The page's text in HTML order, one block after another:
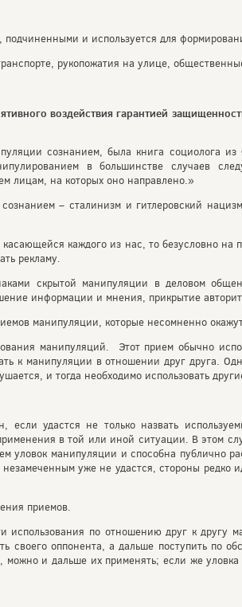
и используется для
рукопожатия на улице,
воздействия гарантией
сознанием, была книга социолога
в большинстве случаев
лицам, на которых оно направлено.»
– сталинизм и гитлеровский
каждого из нас, то безусловно на
рекламу.
скрытой манипуляции в деловом
информации и мнения, прикрытие
манипуляции, которые несомненно
манипуляций. Этот прием обычно
к манипуляции в отношении друг друга.
и тогда необходимо использовать
если удастся не только назвать
в той или иной ситуации. В этом
уловок манипуляции и способна публично
уже не удастся, стороны редко
приемов.
использования по отношению друг к другу
своего оппонента, а дальше поступить по
и дальше их применять; если же